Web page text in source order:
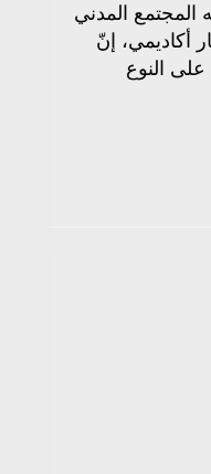
المدني
أكاديمي، إنّ
على النوع